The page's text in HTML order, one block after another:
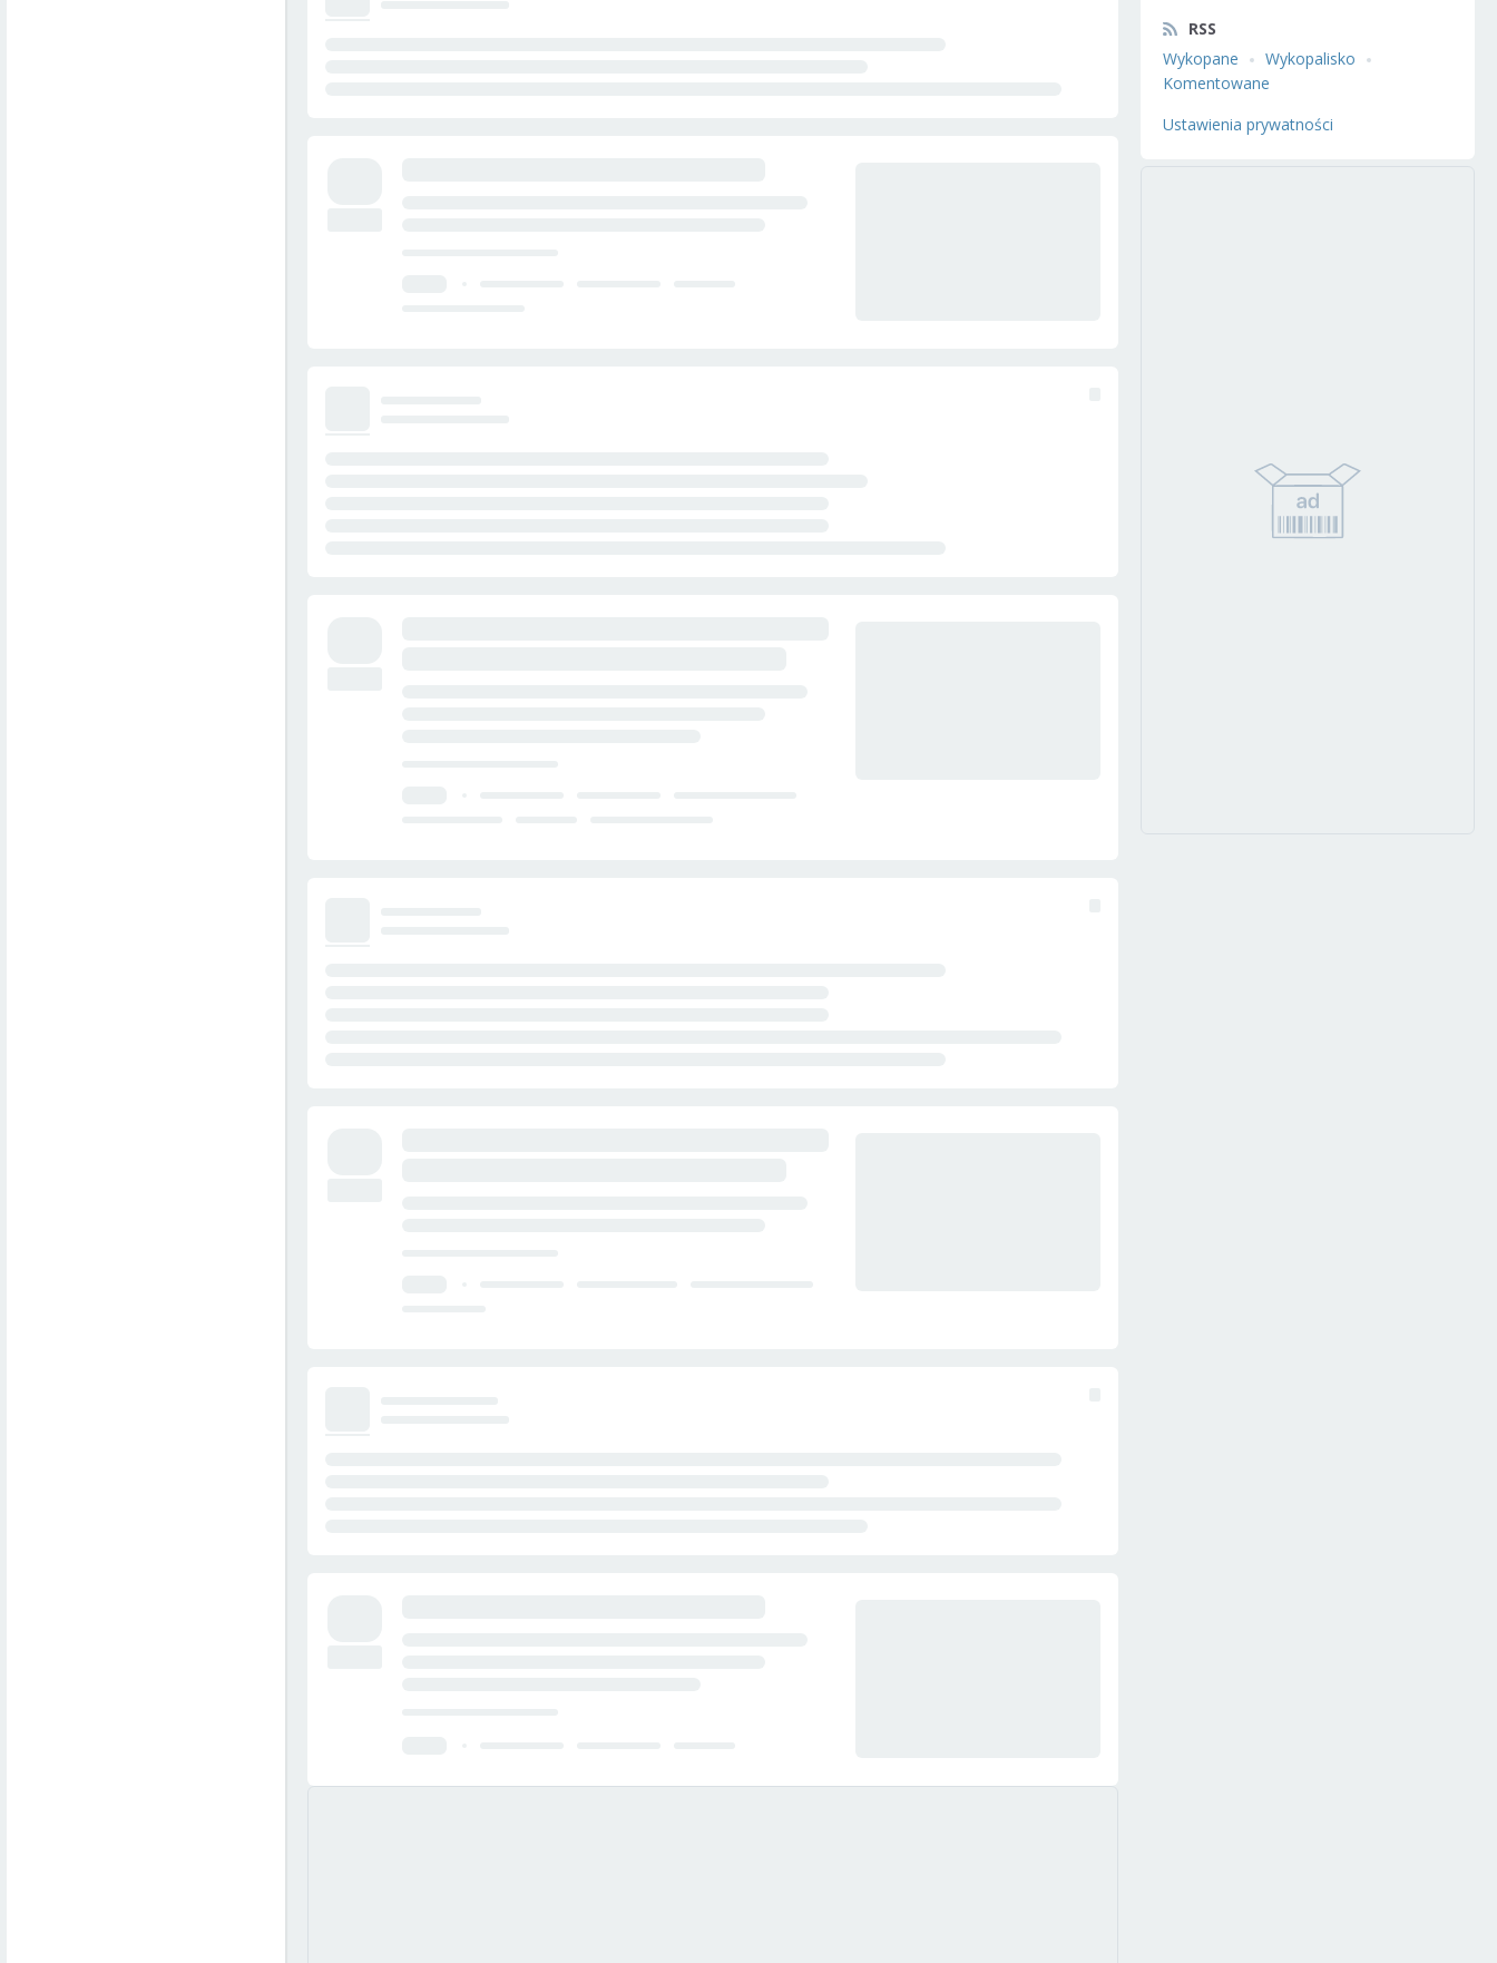
RSS
Wykopane
Wykopalisko
Komentowane
Ustawienia prywatności